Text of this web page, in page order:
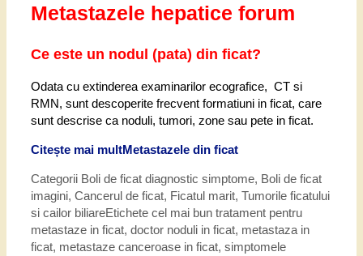
Metastazele hepatice forum
Ce este un nodul (pata) din ficat?
Odata cu extinderea examinarilor ecografice, CT si
RMN, sunt descoperite frecvent formatiuni in ficat, care
sunt descrise ca noduli, tumori, zone sau pete in ficat.
Citește mai multMetastazele din ficat
Categorii Boli de ficat diagnostic simptome, Boli de ficat
imagini, Cancerul de ficat, Ficatul marit, Tumorile ficatului
si cailor biliareEtichete cel mai bun tratament pentru
metastaze in ficat, doctor noduli in ficat, metastaza in
ficat, metastaze canceroase in ficat, simptomele